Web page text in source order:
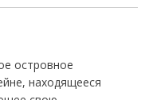
островное
находящееся